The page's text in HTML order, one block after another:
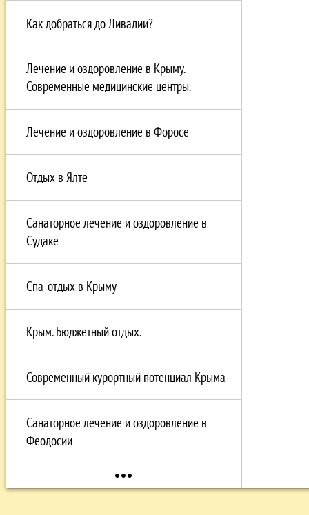
Как добраться до Ливадии?
Лечение и оздоровление в Крыму.
Современные медицинские центры.
Лечение и оздоровление в Форосе
Отдых в Ялте
Санаторное лечение и оздоровление в
Судаке
Спа-отдых в Крыму
Крым. Бюджетный отдых.
Современный курортный потенциал Крыма
Санаторное лечение и оздоровление в
Феодосии
more_horiz